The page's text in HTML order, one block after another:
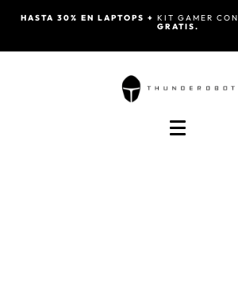
HASTA 30% EN LAPTOPS + KIT GAMER CON
GRATIS.